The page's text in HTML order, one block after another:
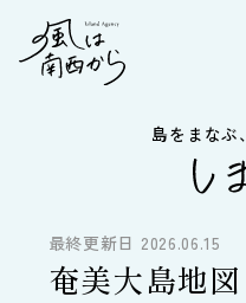
島をまなぶ
最終更新日 2026.06.15
奄美大島地図